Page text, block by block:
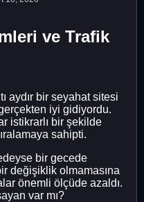
ve Trafik
aydır bir seyahat sitesi
iyi gidiyordu.
istikrarlı bir şekilde
sahipti.
bir gecede
değişiklik olmamasına
önemli ölçüde azaldı.
var mı?